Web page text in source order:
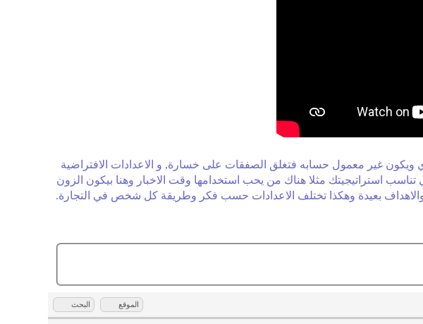
غير معمول حسابه فتغلق الصفقات على خسارة, و الاعدادات الافتراضية
استراتيجيتك مثلا هناك من يحب استخدامها وقت الاخبار وهنا بيكون الزون
بعيدة وهكذا تختلف الاعدادات حسب فكر وطريقة كل شخص في التجارة.
الموقع البحث